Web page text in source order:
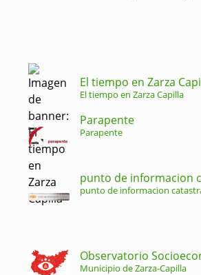
El tiempo en Zarza
El tiempo en Zarza Capilla
Parapente
Parapente
punto de informacion
punto de informacion
Observatorio
Municipio de Zarza-Capilla